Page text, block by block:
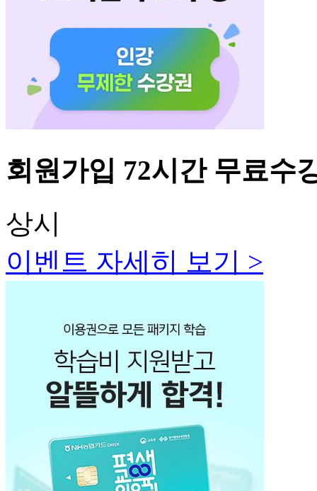
회원가입 72시간 무료수
상시
이벤트 자세히 보기 >